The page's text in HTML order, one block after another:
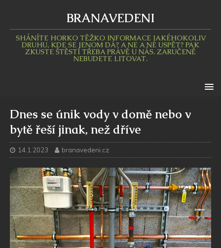
BRANAVEDENI
SHÁNÍTE HORKO TĚŽKO INFORMACE JAKÉHOKOLIV
DRUHU, KDE SE JENOM DÁ? A NE A NE USPĚT? PAK
ZKUSTE ŠTĚSTÍ TŘEBA PRÁVĚ U NÁS. ZARUČENĚ
NEBUDETE LITOVAT.
Dnes se únik vody v domě nebo v
bytě řeší jinak, než dříve
14.1.2023 branavedeni.cz